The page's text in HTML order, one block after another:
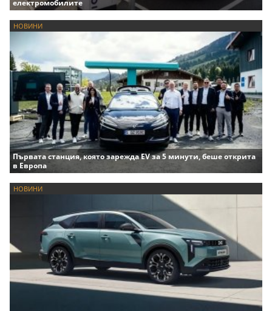
електромобилите
НОВИНИ
Първата станция, която зарежда EV за 5 минути, беше открита
в Европа
НОВИНИ